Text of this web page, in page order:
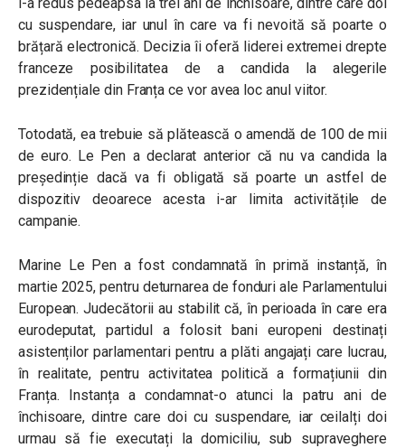
cu suspendare, iar unul în care va fi nevoită să poarte o
brățară electronică. Decizia îi oferă liderei extremei drepte
franceze posibilitatea de a candida la alegerile
prezidențiale din Franța ce vor avea loc anul viitor.
Totodată, ea trebuie să plătească o amendă de 100 de mii
de euro. Le Pen a declarat anterior că nu va candida la
președinție dacă va fi obligată să poarte un astfel de
dispozitiv deoarece acesta i-ar limita activitățile de
campanie.
Marine Le Pen a fost condamnată în primă instanță, în
martie 2025, pentru deturnarea de fonduri ale Parlamentului
European. Judecătorii au stabilit că, în perioada în care era
eurodeputat, partidul a folosit bani europeni destinați
asistenților parlamentari pentru a plăti angajați care lucrau,
în realitate, pentru activitatea politică a formațiunii din
Franța. Instanța a condamnat-o atunci la patru ani de
închisoare, dintre care doi cu suspendare, iar ceilalți doi
urmau să fie executați la domiciliu, sub supraveghere